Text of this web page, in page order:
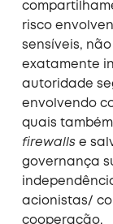
risco
sensíveis,
exatamente
autoridade
envolvendo
quais
firewallse
governança
acionistas/
cooperação.